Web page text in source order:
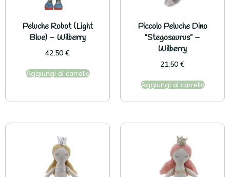
Peluche Robot (Light
Blue) – Wilberry
42,50 €
Aggiungi al carrello
Piccolo Peluche Dino
“Stegosaurus” –
Wilberry
21,50 €
Aggiungi al carrello